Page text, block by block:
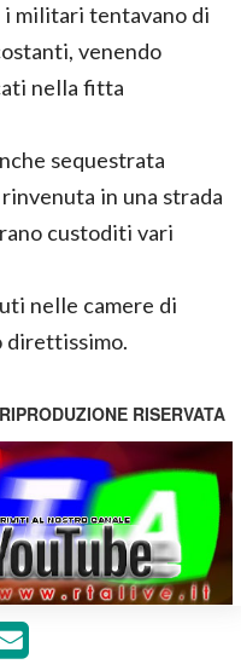
i militari tentavano di
venendo
nella fitta
sequestrata
in una strada
custoditi vari
nelle camere di
direttissimo.
RISERVATA